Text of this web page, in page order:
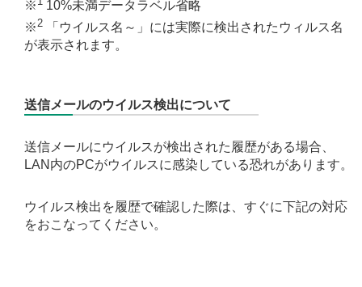
※
10%未満データラベル省略
※2 「ウイルス名～」には実際に検出されたウィルス名
が表示されます。
送信メールのウイルス検出について
送信メールにウイルスが検出された履歴がある場合、
LAN内のPCがウイルスに感染している恐れがあります。
ウイルス検出を履歴で確認した際は、すぐに下記の対応
をおこなってください。